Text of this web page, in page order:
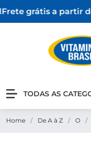
grátis a partir de
TODAS AS
Home / De A à Z / O /